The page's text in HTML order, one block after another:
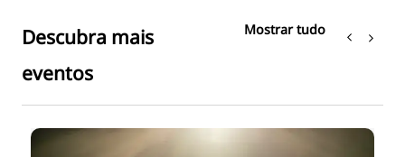
Descubra mais
eventos
Mostrar tudo